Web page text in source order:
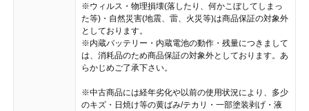
※ウィルス・物理損壊(落したり、何かこぼしてしまっ
た等)・自然災害(地震、雷、火災等)は商品保証の対象外
としております。
※内蔵バッテリー・内蔵電池の動作・残量につきまして
は、消耗品のため商品保証の対象外としております。あ
らかじめご了承下さい。
※中古商品には経年劣化や以前の使用状況により、多少
のキズ・日焼け等の黄ばみ/テカリ・一部塗装剥げ・液